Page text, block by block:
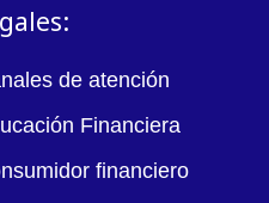
de atención
Financiera
financiero